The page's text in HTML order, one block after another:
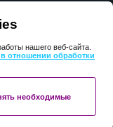
нашего веб-сайта.
отношении обработки
необходимые